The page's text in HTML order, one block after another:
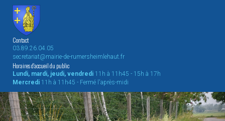
Contact
03.89.26.04.05
secretariat@mairie-de-rumersheimlehaut.fr
Horaires d'accueil du public
Lundi, mardi, jeudi, vendredi 11h à 11h45 - 15h à 17h
Mercredi 11h à 11h45 - Fermé l'après-midi
Previous